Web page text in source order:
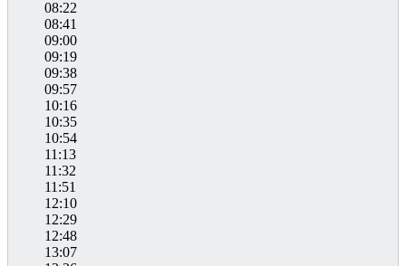
08:22
08:41
09:00
09:19
09:38
09:57
10:16
10:35
10:54
11:13
11:32
11:51
12:10
12:29
12:48
13:07